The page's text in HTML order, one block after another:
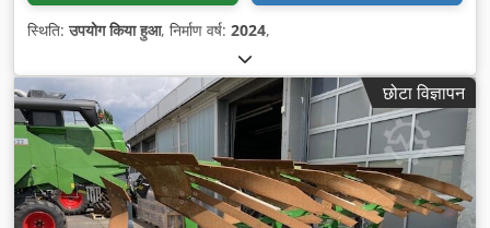
स्थिति:उपयोग किया हुआ, निर्माण वर्ष: 2024,
छोटा विज्ञापन